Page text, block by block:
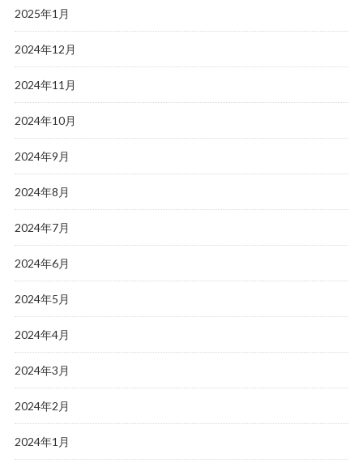
2025年1月
2024年12月
2024年11月
2024年10月
2024年9月
2024年8月
2024年7月
2024年6月
2024年5月
2024年4月
2024年3月
2024年2月
2024年1月